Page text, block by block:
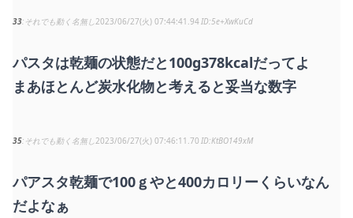
33 それでも動く名無し2023/06/27(火) 07:44:41.94 5e+XwKuCd
パスタは乾麺の状態だと100g378kcalだってよ
まあほとんど炭水化物と考えると妥当な数字
35 それでも動く名無し2023/06/27(火) 07:46:11.70 KtBO149xM
パアスタ乾麺で100ｇやと400カロリーくらいなん
だよなぁ